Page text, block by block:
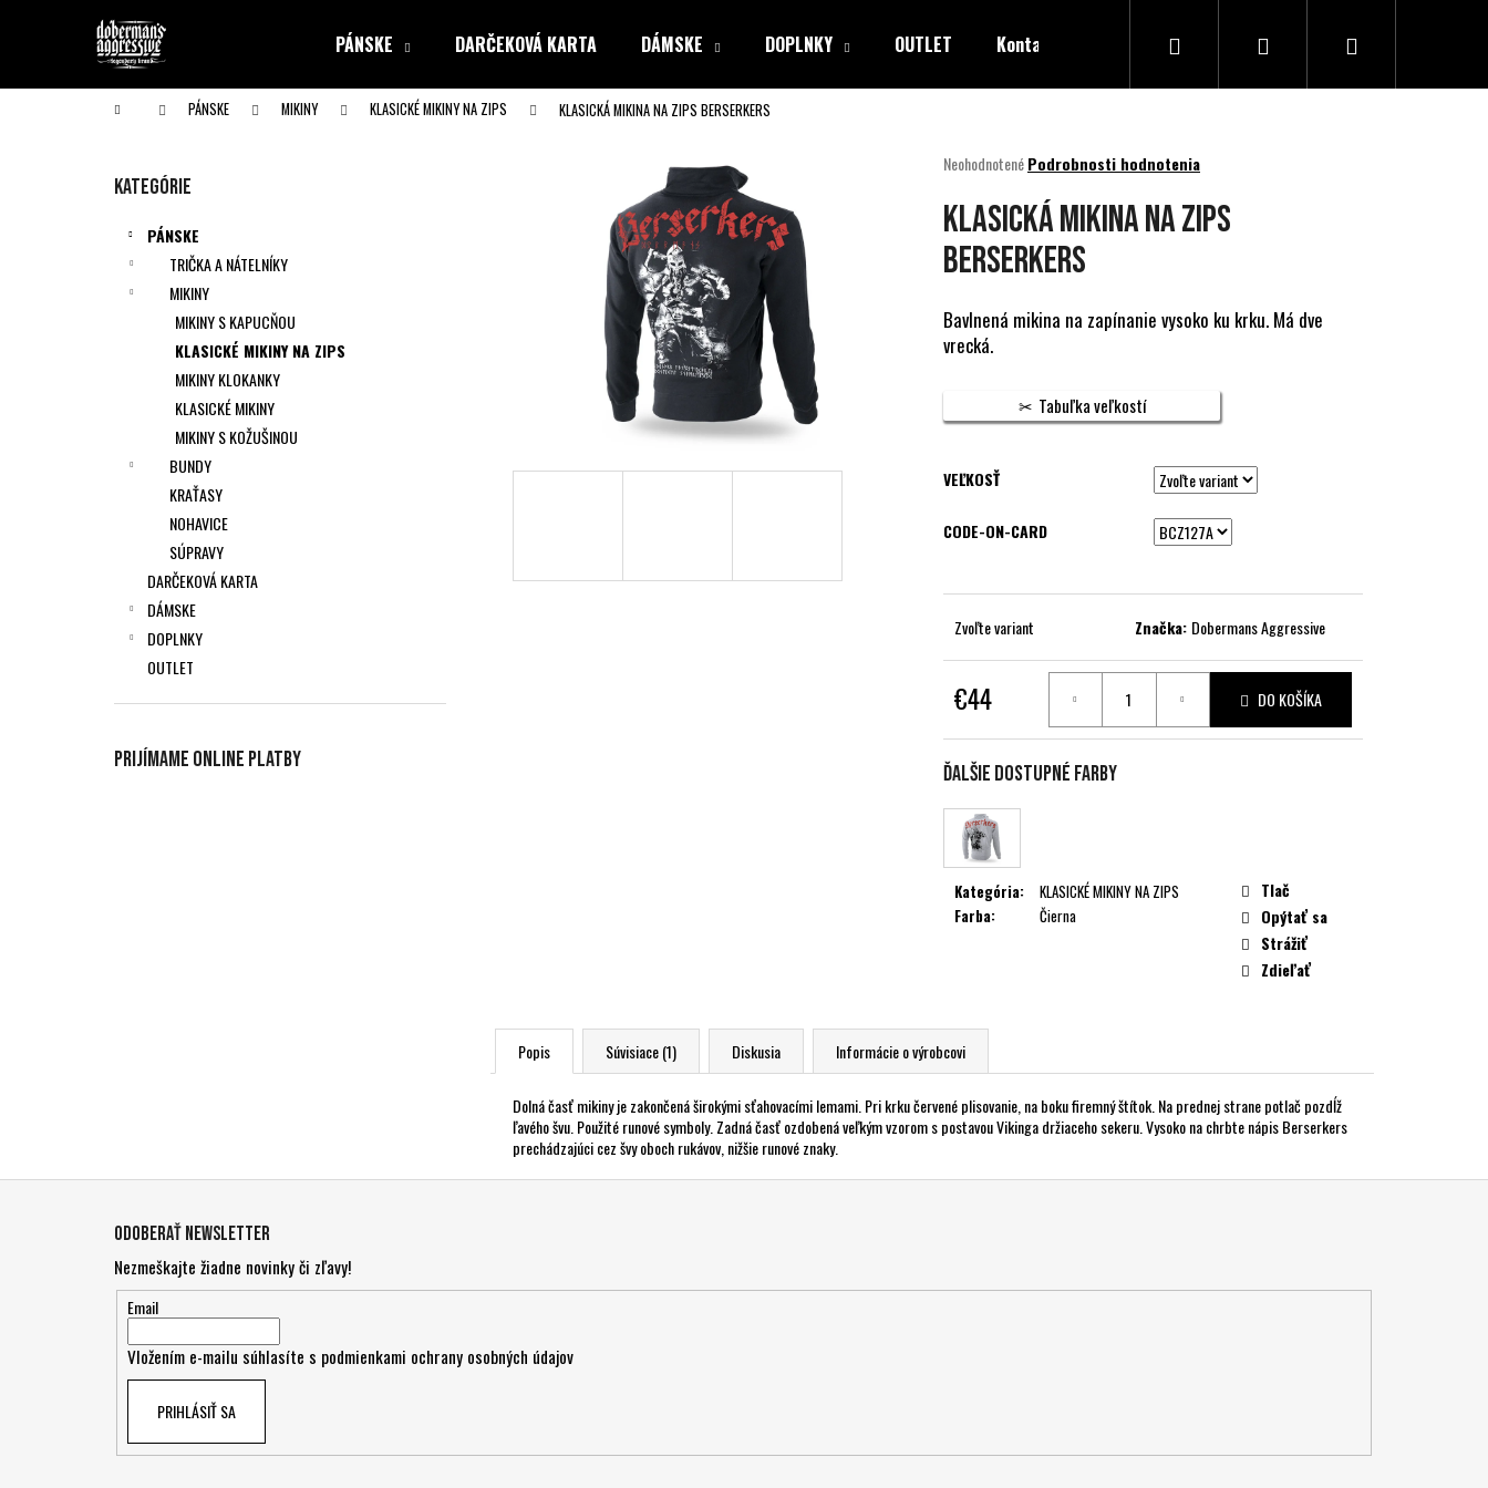
PÁNSKE DARČEKOVÁ KARTA DÁMSKE DOPLNKY OUTLET Kontakty Hľadať PrihlásenieNákupný
Domov PÁNSKE MIKINY KLASICKÉ MIKINY NA ZIPS KLASICKÁ MIKINA NA ZIPS BERSERKERS
Preskočiť
Kategórie
PÁNSKE
TRIČKA A NÁTELNÍKY
MIKINY
MIKINY S KAPUCŇOU
KLASICKÉ MIKINY NA ZIPS
MIKINY KLOKANKY
KLASICKÉ MIKINY
MIKINY S KOŽUŠINOU
BUNDY
KRAŤASY
NOHAVICE
SÚPRAVY
DARČEKOVÁ KARTA
DÁMSKE
DOPLNKY
OUTLET
Prijímame online platby
Priemerné
produktu
je
0,0
z
hviezdičiek.
NeohodnotenéPodrobnosti hodnotenia
KLASICKÁ MIKINA NA ZIPS
BERSERKERS
Bavlnená mikina na zapínanie vysoko ku krku. Má dve
vrecká.
Tabuľka veľkostí
VEĽKOSŤ
CODE-ON-CARD
Zvoľte variant Značka: Dobermans Aggressive
€44
cena:
DO KOŠÍKA
Ďalšie dostupné farby
Kategória:
KLASICKÉ MIKINY NA ZIPS
Farba: Čierna
Tlač
Opýtať sa
Strážiť
Zdieľať
Popis Súvisiace (1) Diskusia Informácie o výrobcovi
Dolná časť mikiny je zakončená širokými sťahovacími lemami. Pri krku červené plisovanie, na boku firemný štítok. Na prednej strane potlač pozdĺž
ľavého švu. Použité runové symboly. Zadná časť ozdobená veľkým vzorom s postavou Vikinga držiaceho sekeru. Vysoko na chrbte nápis Berserkers
prechádzajúci cez švy oboch rukávov, nižšie runové znaky.
í
Späť
do obchodu
Späť
do obchodu
Čo potrebujete nájsť?
HĽADAŤ
Odporúčame
Odoberať newsletter
Nezmeškajte žiadne novinky či zľavy!
Email
Vložením e-mailu súhlasíte s podmienkami ochrany osobných údajov
PRIHLÁSIŤ SA